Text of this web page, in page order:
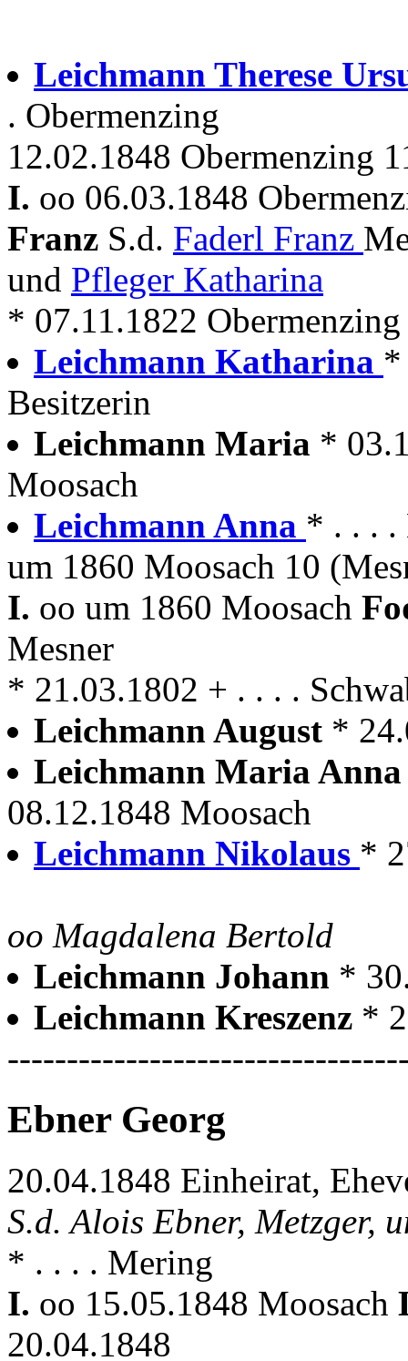
Leichmann Therese
. Obermenzing
12.02.1848 Obermenzing
I. oo 06.03.1848
Franz S.d. Faderl Franz
und Pfleger Katharina
* 07.11.1822
Leichmann Katharina *
Besitzerin
Leichmann Maria *
Moosach
Leichmann Anna * . . . .
um 1860 Moosach 10
I. oo um 1860 Moosach
Mesner
* 21.03.1802 + . . . .
Leichmann August *
Leichmann Maria
08.12.1848 Moosach
Leichmann Nikolaus *
oo Magdalena Bertold
Leichmann Johann *
Leichmann Kreszenz *
Ebner Georg
20.04.1848 Einheirat,
S.d. Alois Ebner, Metzger,
* . . . . Mering
I. oo 15.05.1848 Moosach
20.04.1848